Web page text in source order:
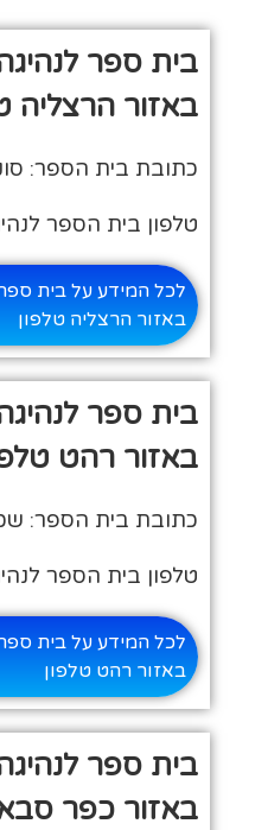
בית ספר
באזור הרצליה
כתובת בית הספר: סוקולוב 32
טלפון בית הספר לנהיגה:
לכל המידע על בית ספר
באזור הרצליה טלפון
בית ספר
באזור רהט
כתובת בית הספר: שכ' 19 בית 22
טלפון בית הספר לנהיגה:
לכל המידע על בית ספר
באזור רהט טלפון
בית ספר
באזור כפר סבא